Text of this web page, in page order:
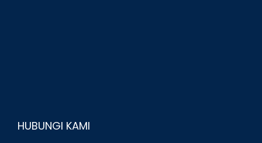
HUBUNGI KAMI